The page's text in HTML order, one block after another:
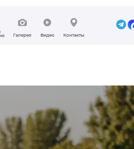
Галерея Видео Контакты